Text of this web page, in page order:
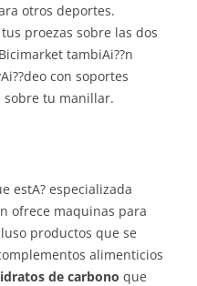
otros deportes.
proezas sobre las dos
tambiAi??n
con soportes
sobre tu manillar.
estA? especializada
ofrece maquinas para
productos que se
alimenticios
de carbono que